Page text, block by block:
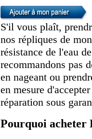
S'il vous plaît,
nos répliques de
résistance de l'eau
recommandons pas
en nageant ou
en mesure
réparation sous
Pourquoi acheter